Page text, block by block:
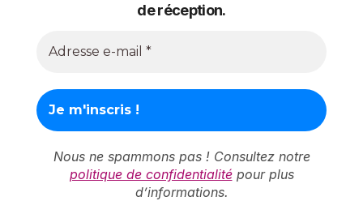
de réception.
Nous ne spammons pas ! Consultez notre
politique de confidentialitépour plus
d’informations.